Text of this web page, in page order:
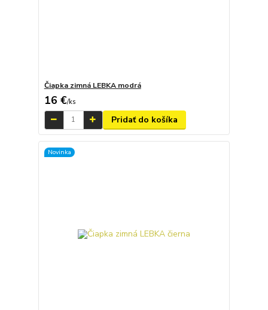
Čiapka zimná LEBKA modrá
16 €/ks
Pridať do košíka
Novinka